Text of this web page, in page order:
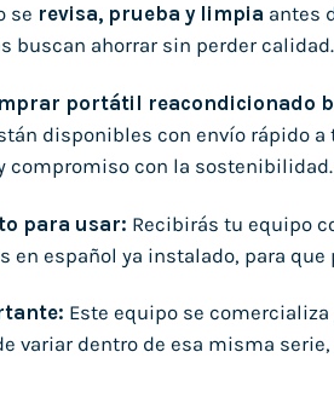
se revisa, prueba y limpia antes
buscan ahorrar sin perder calidad.
portátil reacondicionado
disponibles con envío rápido
compromiso con la sostenibilidad.
para usar: Recibirás tu equipo
en español ya instalado, para
Este equipo se
variar dentro de esa misma